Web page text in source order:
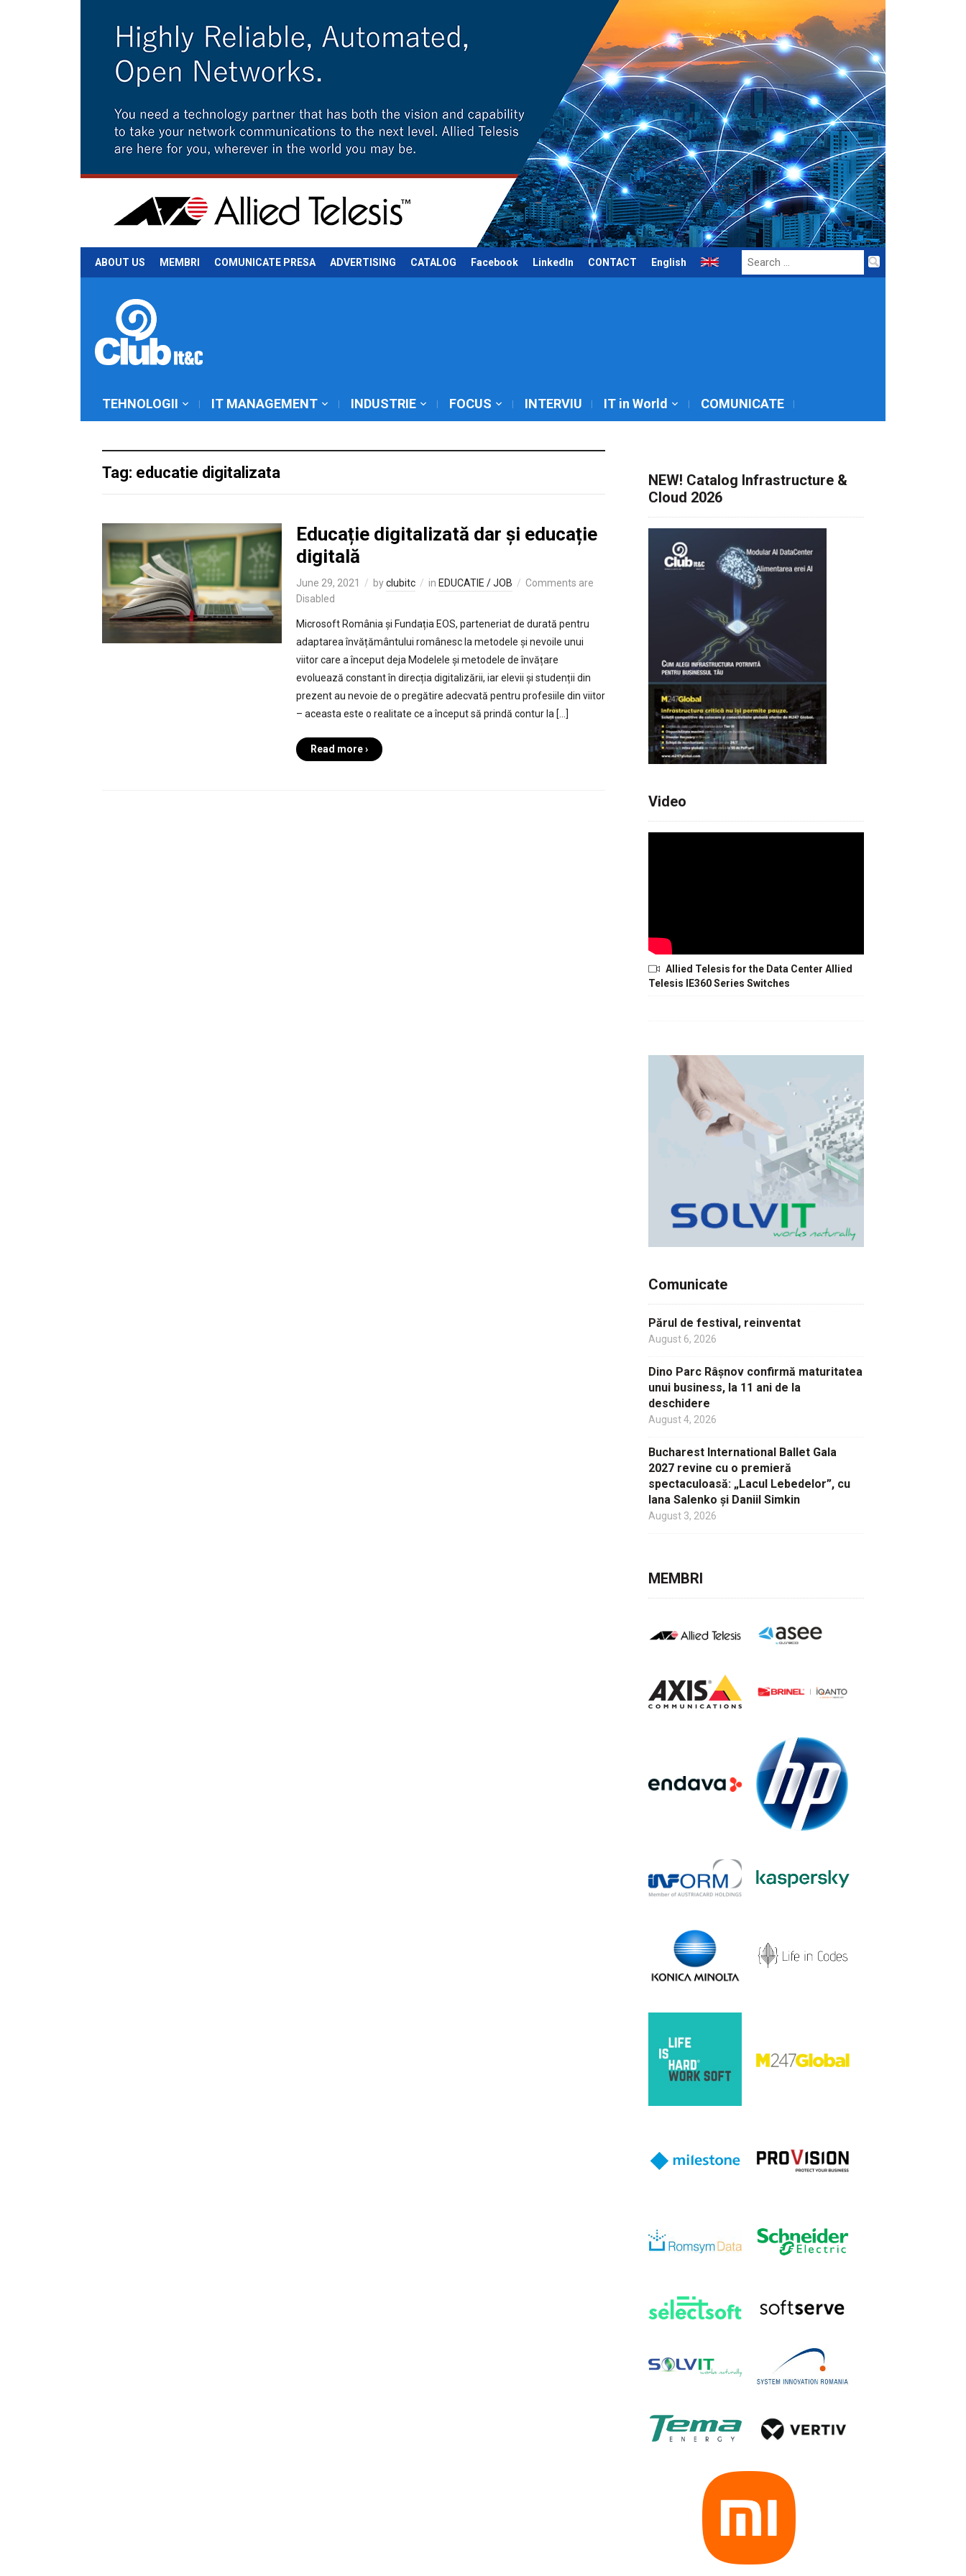
ABOUT US MEMBRI COMUNICATE PRESA ADVERTISING CATALOG Facebook LinkedIn CONTACT English
Search
for:
TEHNOLOGII IT MANAGEMENT INDUSTRIE FOCUS INTERVIU IT in World COMUNICATE
Tag: educatie digitalizata
Educație digitalizată dar și educație
digitală
June 29, 2021 byclubitc in EDUCATIE / JOB
Comments are
Disabled
Microsoft România și Fundația EOS, parteneriat de durată pentru
adaptarea învățământului românesc la metodele și nevoile unui
viitor care a început deja Modelele și metodele de învățare
evoluează constant în direcția digitalizării, iar elevii și studenții din
prezent au nevoie de o pregătire adecvată pentru profesiile din viitor
– aceasta este o realitate ce a început să prindă contur la […]
Read more ›
NEW! Catalog Infrastructure &
Cloud 2026
Video
Allied Telesis for the Data Center Allied
Telesis IE360 Series Switches
Comunicate
Părul de festival, reinventat
August 6, 2026
Dino Parc Râșnov confirmă maturitatea
unui business, la 11 ani de la
deschidere
August 4, 2026
Bucharest International Ballet Gala
2027 revine cu o premieră
spectaculoasă: „Lacul Lebedelor”, cu
Iana Salenko și Daniil Simkin
August 3, 2026
MEMBRI